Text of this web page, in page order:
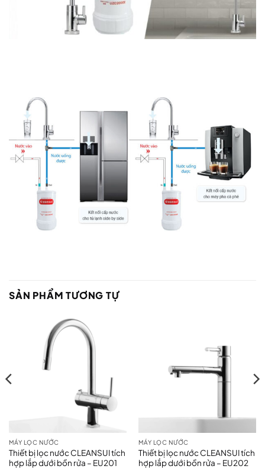
SẢN PHẨM TƯƠNG TỰ
MÁY LỌC NƯỚC
Thiết bị lọc nước CLEANSUI tích
hợp lắp dưới bồn rửa – EU201
MÁY LỌC NƯỚC
Thiết bị lọc nước CLEANSUI tích
hợp lắp dưới bồn rửa – EU202